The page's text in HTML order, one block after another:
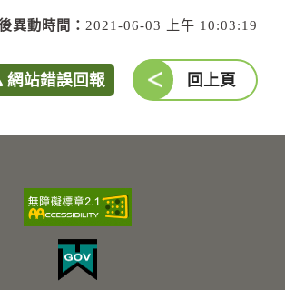
異動時間： 2021-06-03 上午 10:03:19
網站錯誤回報 回上頁